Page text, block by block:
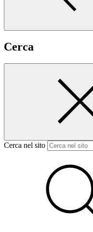
Cerca
Cerca nel sito